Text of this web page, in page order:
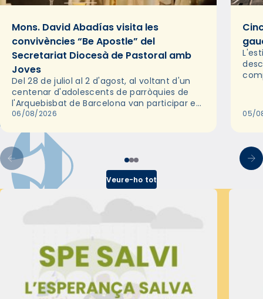
Mons. David Abadías visita les
convivències “Be Apostle” del
Secretariat Diocesà de Pastoral amb
Joves
Del 28 de juliol al 2 d'agost, al voltant d'un
centenar d'adolescents de parròquies de
l'Arquebisbat de Barcelona van participar en
les convivències Be Apostle, organitzades
06/08/2026 05/
Veure-ho tot